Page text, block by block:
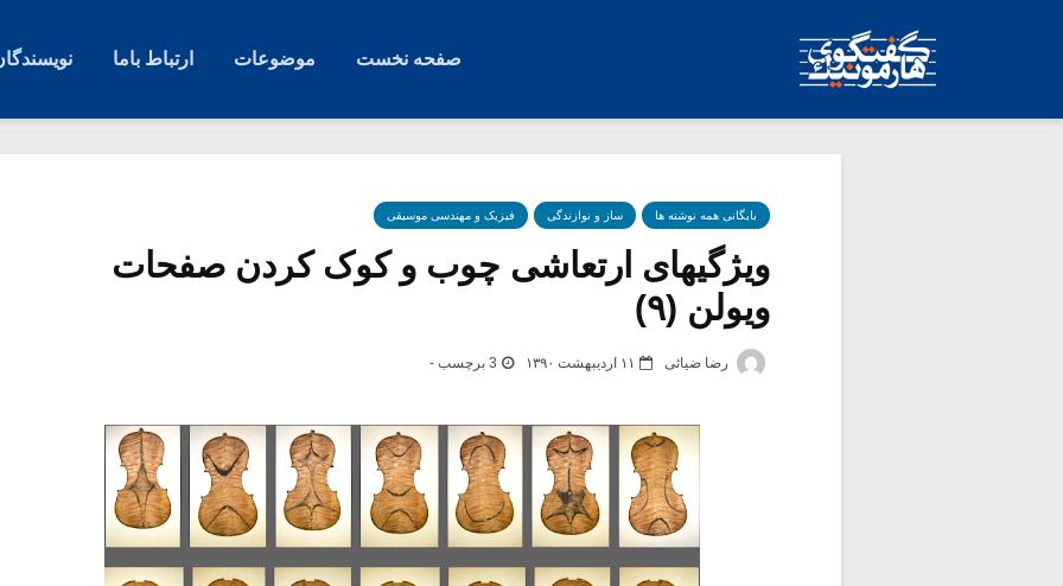
صفحه نخست موضوعات ارتباط باما
بایگانی همه نوشته ها ساز و نوازندگی فیزیک و مهندسی موسیقی
ویژگیهای ارتعاشی چوب و کوک کردن صفحات
ویولن (۹)
رضا ضیائی ۱۱ اردیبهشت ۱۳۹۰ 3 برچسب -